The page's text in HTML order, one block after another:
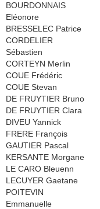
BOURDONNAIS
Eléonore
BRESSELEC Patrice
CORDELIER
Sébastien
CORTEYN Merlin
COUE Frédéric
COUE Stevan
DE FRUYTIER Bruno
DE FRUYTIER Clara
DIVEU Yannick
FRERE François
GAUTIER Pascal
KERSANTE Morgane
LE CARO Bleuenn
LECUYER Gaetane
POITEVIN
Emmanuelle